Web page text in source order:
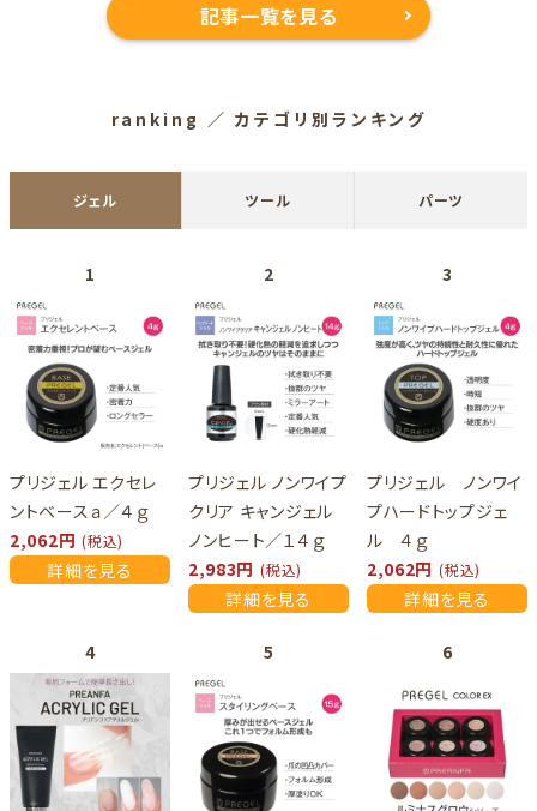
記事一覧を見る
ranking ／ カテゴリ別ランキング
ジェル ツール パーツ
プリジェル エクセレ
ントベースａ／４ｇ
2,062円 (税込)
詳細を見る
プリジェル ノンワイプ
クリア キャンジェル
ノンヒート／１４ｇ
2,983円 (税込)
詳細を見る
プリジェル ノンワイ
プハードトップジェ
ル ４ｇ
2,062円 (税込)
詳細を見る